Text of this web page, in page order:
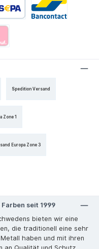
Spedition Versand
Zone 1
Europa Zone 3
seit 1999
bieten wir eine
die traditionell eine sehr
haben und mit ihren